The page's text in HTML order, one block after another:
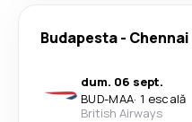
Budapesta- Chennai
dum. 06 sept.
BUD-MAA· 1 escală
British Airways